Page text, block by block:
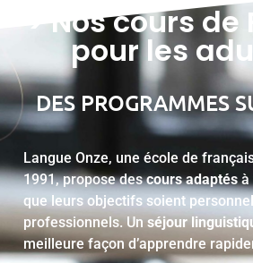
> Nos cours de
pour les
DES PROGRAMMES
Langue Onze, une école de
1991, propose descours adaptésà
que leurs objectifs soient
professionnels. Unséjour
meilleure façon d’apprendre